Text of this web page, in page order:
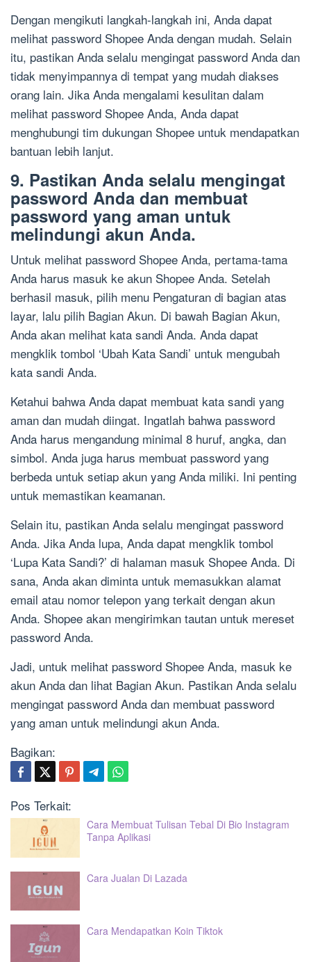
Dengan mengikuti langkah-langkah ini, Anda dapat
melihat password Shopee Anda dengan mudah. Selain
itu, pastikan Anda selalu mengingat password Anda dan
tidak menyimpannya di tempat yang mudah diakses
orang lain. Jika Anda mengalami kesulitan dalam
melihat password Shopee Anda, Anda dapat
menghubungi tim dukungan Shopee untuk mendapatkan
bantuan lebih lanjut.
9. Pastikan Anda selalu mengingat
password Anda dan membuat
password yang aman untuk
melindungi akun Anda.
Untuk melihat password Shopee Anda, pertama-tama
Anda harus masuk ke akun Shopee Anda. Setelah
berhasil masuk, pilih menu Pengaturan di bagian atas
layar, lalu pilih Bagian Akun. Di bawah Bagian Akun,
Anda akan melihat kata sandi Anda. Anda dapat
mengklik tombol ‘Ubah Kata Sandi’ untuk mengubah
kata sandi Anda.
Ketahui bahwa Anda dapat membuat kata sandi yang
aman dan mudah diingat. Ingatlah bahwa password
Anda harus mengandung minimal 8 huruf, angka, dan
simbol. Anda juga harus membuat password yang
berbeda untuk setiap akun yang Anda miliki. Ini penting
untuk memastikan keamanan.
Selain itu, pastikan Anda selalu mengingat password
Anda. Jika Anda lupa, Anda dapat mengklik tombol
‘Lupa Kata Sandi?’ di halaman masuk Shopee Anda. Di
sana, Anda akan diminta untuk memasukkan alamat
email atau nomor telepon yang terkait dengan akun
Anda. Shopee akan mengirimkan tautan untuk mereset
password Anda.
Jadi, untuk melihat password Shopee Anda, masuk ke
akun Anda dan lihat Bagian Akun. Pastikan Anda selalu
mengingat password Anda dan membuat password
yang aman untuk melindungi akun Anda.
Bagikan:
Pos Terkait:
Cara Membuat Tulisan Tebal Di Bio Instagram
Tanpa Aplikasi
Cara Jualan Di Lazada
Cara Mendapatkan Koin Tiktok